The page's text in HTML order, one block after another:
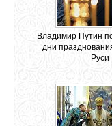
Владимир Путин
дни
Руси